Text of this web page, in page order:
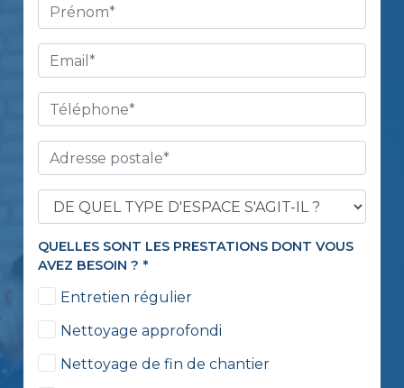
QUELLES SONT LES PRESTATIONS DONT VOUS
AVEZ BESOIN ?*
Entretien régulier
Nettoyage approfondi
Nettoyage de fin de chantier